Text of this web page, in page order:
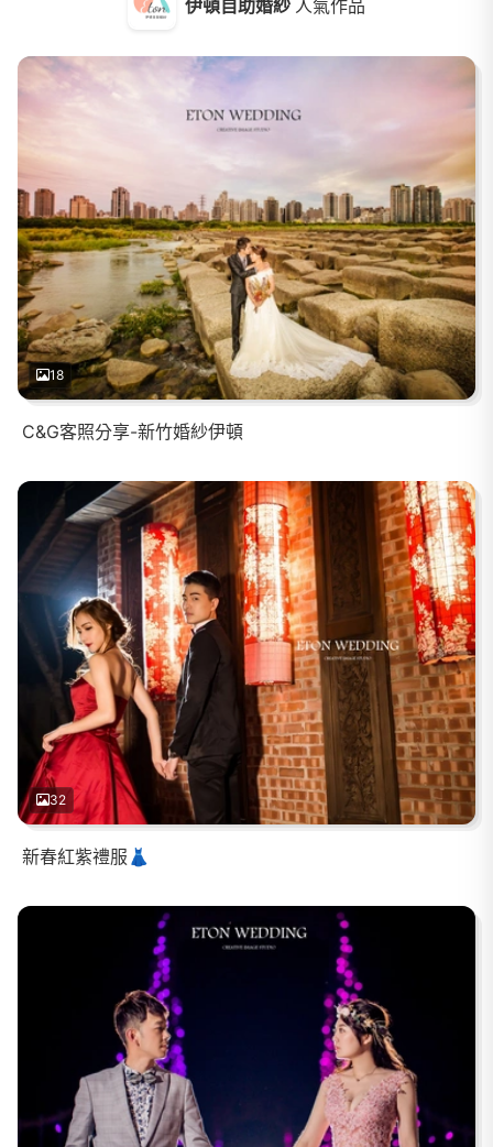
伊頓自助婚紗 人氣作品
18
C&G客照分享-新竹婚紗伊頓
32
新春紅紫禮服👗